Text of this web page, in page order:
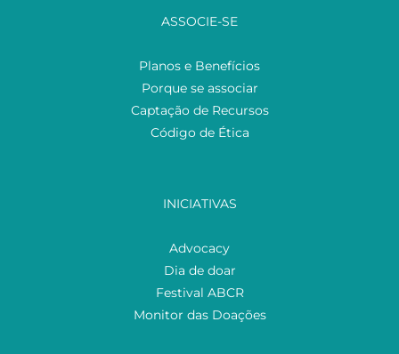
ASSOCIE-SE
Planos e Benefícios
Porque se associar
Captação de Recursos
Código de Ética
INICIATIVAS
Advocacy
Dia de doar
Festival ABCR
Monitor das Doações